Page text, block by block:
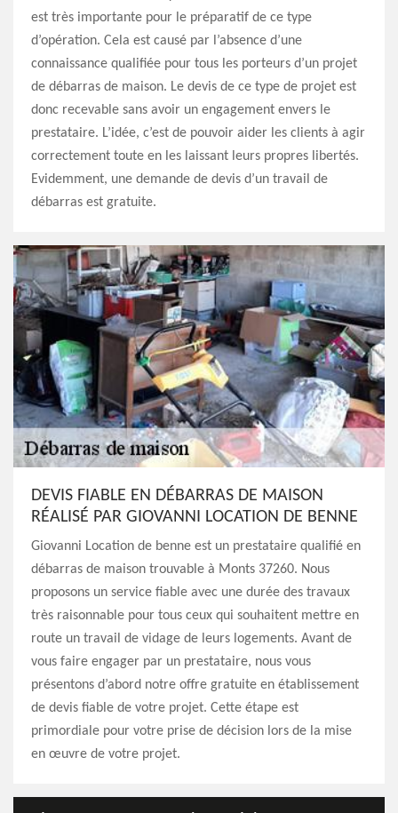
est très importante pour le préparatif de ce type
d’opération. Cela est causé par l’absence d’une
connaissance qualifiée pour tous les porteurs d’un projet
de débarras de maison. Le devis de ce type de projet est
donc recevable sans avoir un engagement envers le
prestataire. L’idée, c’est de pouvoir aider les clients à agir
correctement toute en les laissant leurs propres libertés.
Evidemment, une demande de devis d’un travail de
débarras est gratuite.
DEVIS FIABLE EN DÉBARRAS DE MAISON
RÉALISÉ PAR GIOVANNI LOCATION DE BENNE
Giovanni Location de benne est un prestataire qualifié en
débarras de maison trouvable à Monts 37260. Nous
proposons un service fiable avec une durée des travaux
très raisonnable pour tous ceux qui souhaitent mettre en
route un travail de vidage de leurs logements. Avant de
vous faire engager par un prestataire, nous vous
présentons d’abord notre offre gratuite en établissement
de devis fiable de votre projet. Cette étape est
primordiale pour votre prise de décision lors de la mise
en œuvre de votre projet.